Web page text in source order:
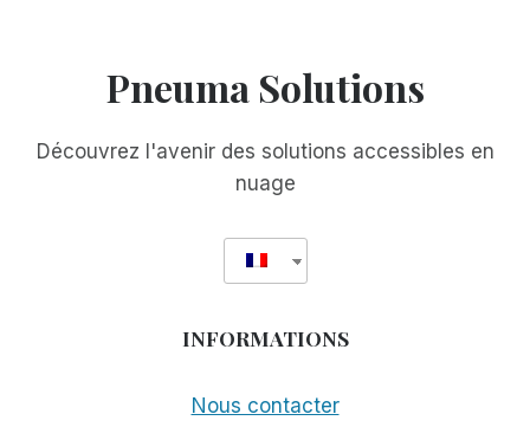
MACOS
Pneuma Solutions
Découvrez l'avenir des solutions accessibles en
nuage
INFORMATIONS
Nous contacter